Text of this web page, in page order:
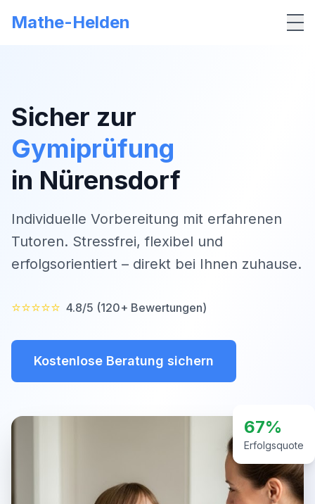
Mathe-Helden
Sicher zur
Gymiprüfung
in Nürensdorf
Individuelle Vorbereitung mit erfahrenen
Tutoren. Stressfrei, flexibel und
erfolgsorientiert – direkt bei Ihnen zuhause.
⭐⭐⭐⭐⭐ 4.8/5 (120+ Bewertungen)
Kostenlose Beratung sichern
67%
Erfolgsquote